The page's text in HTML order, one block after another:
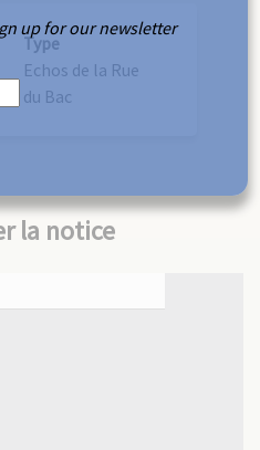
Type
Echos de la Rue
du Bac
la notice
up for our newsletter